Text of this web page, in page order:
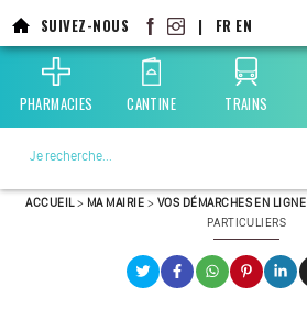
SUIVEZ-NOUS | FR EN
PHARMACIES CANTINE TRAINS
ACCUEIL> MA MAIRIE > VOS DÉMARCHES EN LIGNE
PARTICULIERS